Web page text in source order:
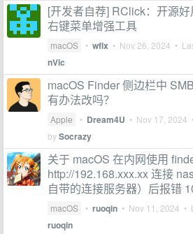
[开发者自荐] RClick：开源
右键菜单增强工具
macOS • wflx • Nov 26, 2024 •
nVic
macOS Finder 侧边栏中
有办法改吗？
Apple • Dream4U • Nov 17, 2024
bySocrazy
关于 macOS 在内网使用
http://192.168.xxx.xx 连接
自带的连接服务器）后报错
macOS • ruoqin • Nov 11, 2024 •
ruoqin